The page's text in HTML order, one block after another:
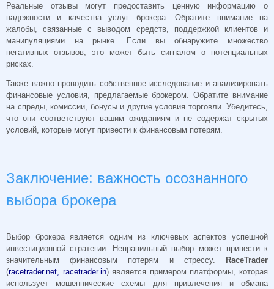
Реальные отзывы могут предоставить ценную информацию о
надежности и качества услуг брокера. Обратите внимание на
жалобы, связанные с выводом средств, поддержкой клиентов и
манипуляциями на рынке. Если вы обнаружите множество
негативных отзывов, это может быть сигналом о потенциальных
рисках.
Также важно проводить собственное исследование и анализировать
финансовые условия, предлагаемые брокером. Обратите внимание
на спреды, комиссии, бонусы и другие условия торговли. Убедитесь,
что они соответствуют вашим ожиданиям и не содержат скрытых
условий, которые могут привести к финансовым потерям.
Заключение: важность осознанного
выбора брокера
Выбор брокера является одним из ключевых аспектов успешной
инвестиционной стратегии. Неправильный выбор может привести к
значительным финансовым потерям и стрессу. RaceTrader
(racetrader.net, racetrader.in) является примером платформы, которая
использует мошеннические схемы для привлечения и обмана